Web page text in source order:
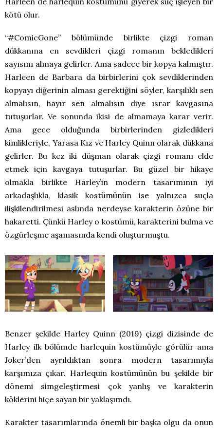
kötü olur.
“#ComicGone” bölümünde birlikte çizgi roman
dükkanına en sevdikleri çizgi romanın bekledikleri
sayısını almaya gelirler. Ama sadece bir kopya kalmıştır.
Harleen de Barbara da birbirlerini çok sevdiklerinden
kopyayı diğerinin alması gerektiğini söyler, karşılıklı sen
almalısın, hayır sen almalısın diye ısrar kavgasına
tutuşurlar. Ve sonunda ikisi de almamaya karar verir.
Ama gece olduğunda birbirlerinden gizledikleri
kimlikleriyle, Yarasa Kız ve Harley Quinn olarak dükkana
gelirler. Bu kez iki düşman olarak çizgi romanı elde
etmek için kavgaya tutuşurlar. Bu güzel bir hikaye
olmakla birlikte Harley’in modern tasarımının iyi
arkadaşlıkla, klasik kostümünün ise yalnızca suçla
ilişkilendirilmesi aslında nerdeyse karakterin özüne bir
hakaretti. Çünkü Harley o kostümü, karakterini bulma ve
özgürleşme aşamasında kendi oluşturmuştu.
Benzer şekilde Harley Quinn (2019) çizgi dizisinde de
Harley ilk bölümde harlequin kostümüyle görülür ama
Joker’den ayrıldıktan sonra modern tasarımıyla
karşımıza çıkar. Harlequin kostümünün bu şekilde bir
dönemi simgeleştirmesi çok yanlış ve karakterin
köklerini hiçe sayan bir yaklaşımdı.
Karakter tasarımlarında önemli bir başka olgu da onun